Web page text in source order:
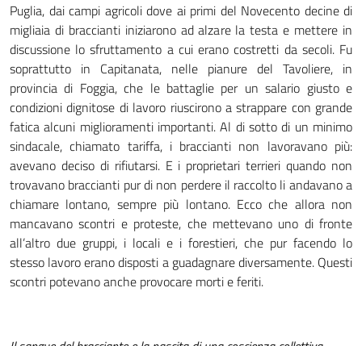
Puglia, dai campi agricoli dove ai primi del Novecento decine di
migliaia di braccianti iniziarono ad alzare la testa e mettere in
discussione lo sfruttamento a cui erano costretti da secoli. Fu
soprattutto in Capitanata, nelle pianure del Tavoliere, in
provincia di Foggia, che le battaglie per un salario giusto e
condizioni dignitose di lavoro riuscirono a strappare con grande
fatica alcuni miglioramenti importanti. Al di sotto di un minimo
sindacale, chiamato tariffa, i braccianti non lavoravano più:
avevano deciso di rifiutarsi. E i proprietari terrieri quando non
trovavano braccianti pur di non perdere il raccolto li andavano a
chiamare lontano, sempre più lontano. Ecco che allora non
mancavano scontri e proteste, che mettevano uno di fronte
all’altro due gruppi, i locali e i forestieri, che pur facendo lo
stesso lavoro erano disposti a guadagnare diversamente. Questi
scontri potevano anche provocare morti e feriti.